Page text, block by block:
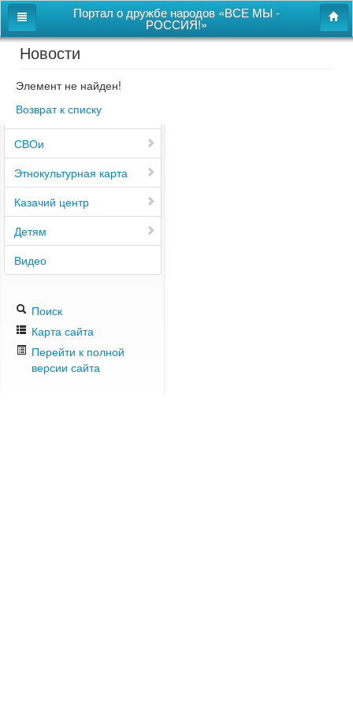
Портал о дружбе народов «ВСЕ МЫ -
РОССИЯ!»
Главная
Дом дружбы народов
Новости
СВОи
Этнокультурная карта
Казачий центр
Детям
Видео
Поиск
Карта сайта
Перейти к полной
версии сайта
Новости
Элемент не найден!
Возврат к списку